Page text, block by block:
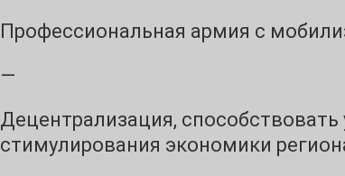
Профессиональная армия с
—
Децентрализация,
стимулирования экономики